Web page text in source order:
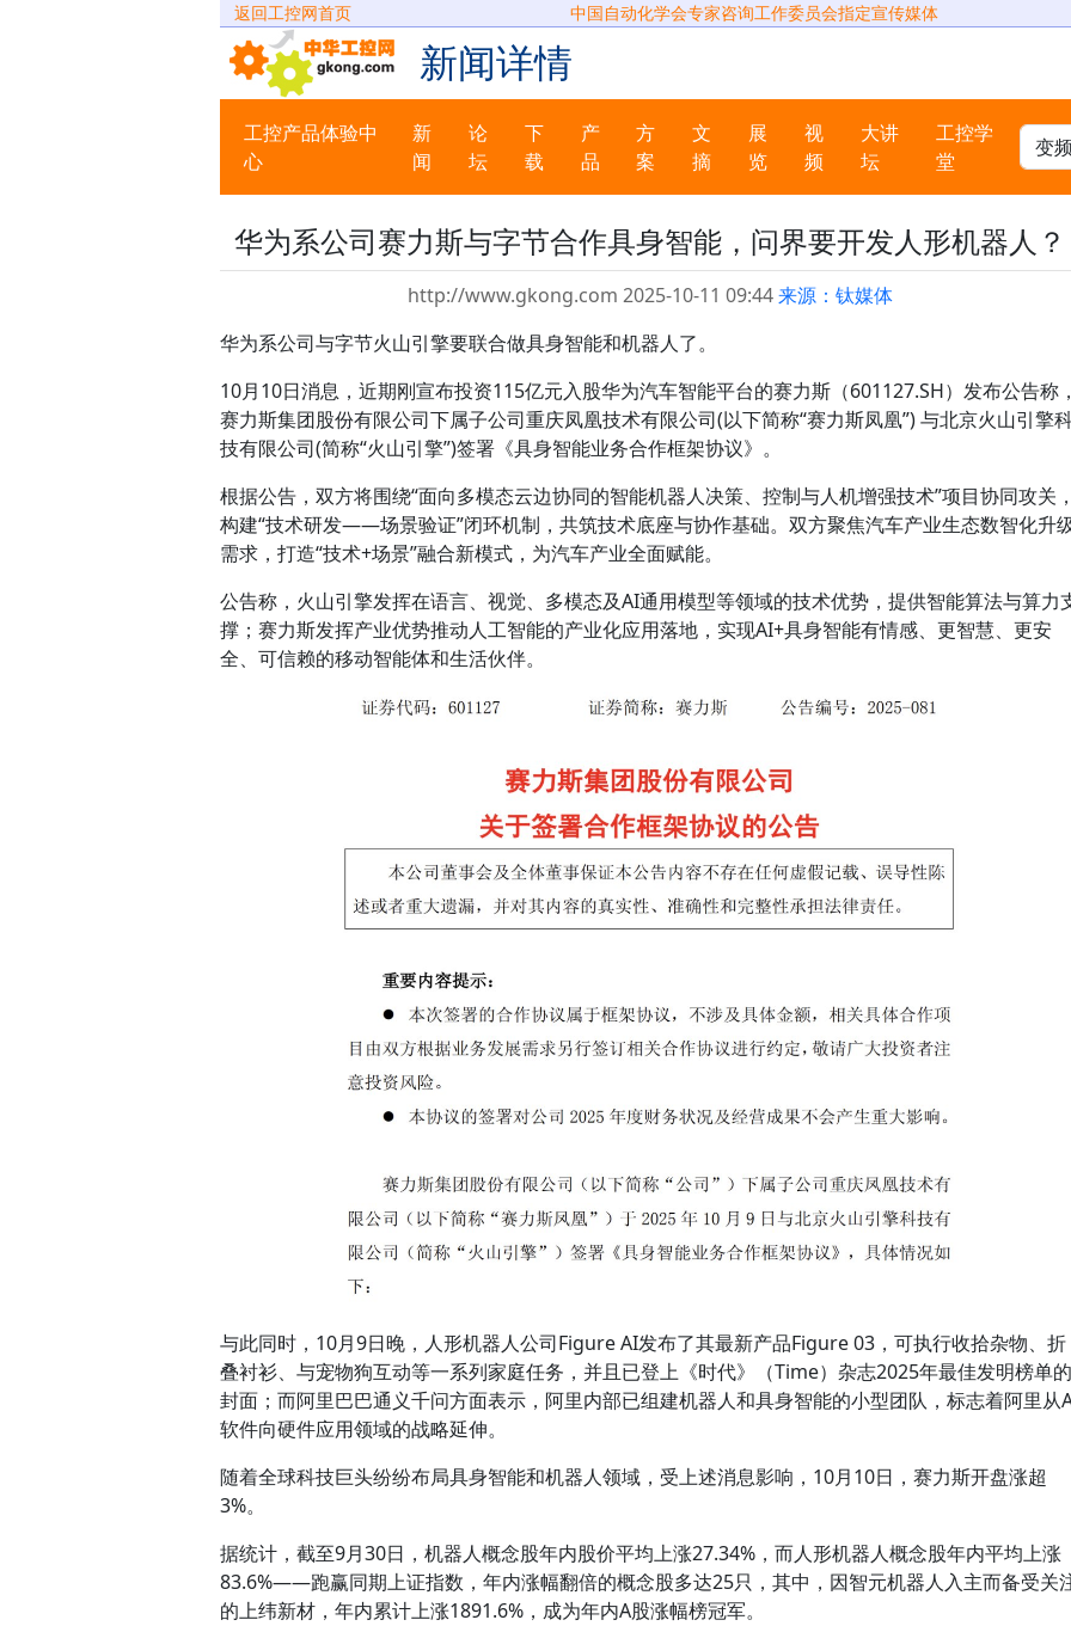
返回工控网首页 中国自动化学会专家咨询工作委员会指定宣传媒体
新闻详情
工控产品体验中
心
新
闻
论
坛
下
载
产
品
方
案
文
摘
展
览
视
频
大讲
坛
工控学
堂
华为系公司赛力斯与字节合作具身智能，问界要开发人形机器人？
http://www.gkong.com 2025-10-11 09:44来源：钛媒体
华为系公司与字节火山引擎要联合做具身智能和机器人了。
10月10日消息，近期刚宣布投资115亿元入股华为汽车智能平台的赛力斯（601127.SH）发布公告称，
赛力斯集团股份有限公司下属子公司重庆凤凰技术有限公司(以下简称“赛力斯凤凰”) 与北京火山引擎
技有限公司(简称“火山引擎”)签署《具身智能业务合作框架协议》。
根据公告，双方将围绕“面向多模态云边协同的智能机器人决策、控制与人机增强技术”项目协同攻关，
构建“技术研发——场景验证”闭环机制，共筑技术底座与协作基础。双方聚焦汽车产业生态数智化升
需求，打造“技术+场景”融合新模式，为汽车产业全面赋能。
公告称，火山引擎发挥在语言、视觉、多模态及AI通用模型等领域的技术优势，提供智能算法与算力
撑；赛力斯发挥产业优势推动人工智能的产业化应用落地，实现AI+具身智能有情感、更智慧、更安
全、可信赖的移动智能体和生活伙伴。
与此同时，10月9日晚，人形机器人公司Figure AI发布了其最新产品Figure 03，可执行收拾杂物、折
叠衬衫、与宠物狗互动等一系列家庭任务，并且已登上《时代》（Time）杂志2025年最佳发明榜单的
封面；而阿里巴巴通义千问方面表示，阿里内部已组建机器人和具身智能的小型团队，标志着阿里从
软件向硬件应用领域的战略延伸。
随着全球科技巨头纷纷布局具身智能和机器人领域，受上述消息影响，10月10日，赛力斯开盘涨超
3%。
据统计，截至9月30日，机器人概念股年内股价平均上涨27.34%，而人形机器人概念股年内平均上涨
83.6%——跑赢同期上证指数，年内涨幅翻倍的概念股多达25只，其中，因智元机器人入主而备受关
的上纬新材，年内累计上涨1891.6%，成为年内A股涨幅榜冠军。